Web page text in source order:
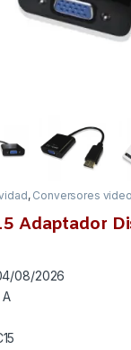
, Conversores video
Adaptador
08/2026